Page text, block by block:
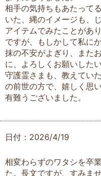
相手の気持ちもあたって
いた、縄のイメージも、
アイテムでみたことがあ
ですが、もしかして私に
抹の不安がよぎり、また
に、よろしくお願いしたい
守護霊さまも、教えてい
の前世の方で、嬉しく思い
有難うございました。
日付：2026/4/19
相変わらずのワタシを卒
た。長文ですが、すみませ